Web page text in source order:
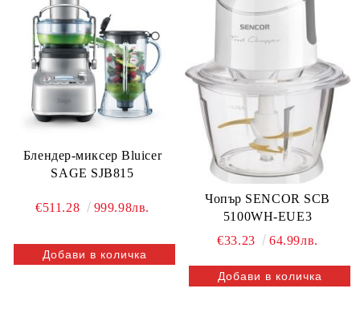
Блендер-миксер Bluicer
SAGE SJB815
€511.28 999.98лв.
Чопър SENCOR SCB
5100WH-EUE3
€33.23
64.99лв.